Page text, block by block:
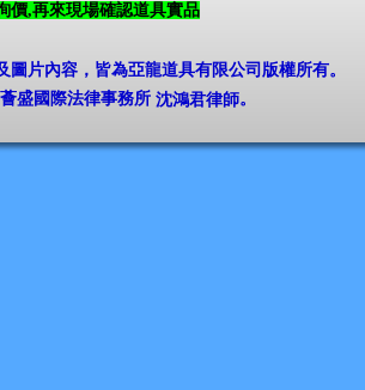
價,再來現場確認道具實品
圖片內容，皆為亞龍道具有限公司版權所有。
薈盛國際法律事務所 沈鴻君律師。